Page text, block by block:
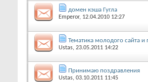
домен кэша Гугла
Emperor, 12.04.2010 12:27
Тематика молодого сайта и
Ustas, 23.05.2011 14:22
Принимаю поздравления
Ustas, 03.10.2011 11:45